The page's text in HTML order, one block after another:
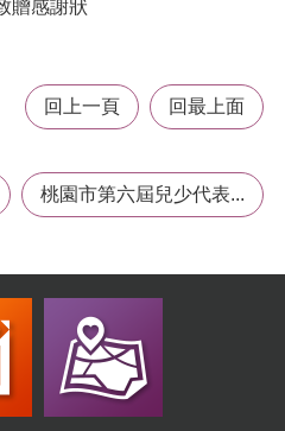
贈感謝狀
回上一頁 回最上面
桃園市第六屆兒少代表...